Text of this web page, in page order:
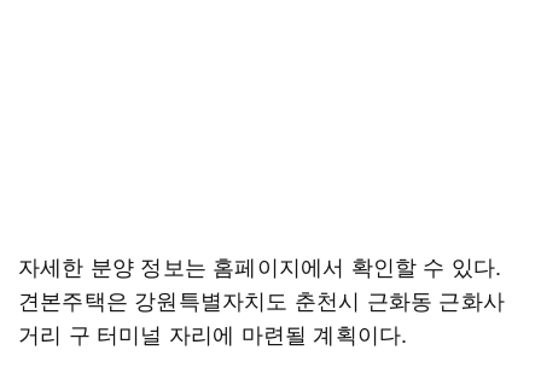
자세한 분양 정보는 홈페이지에서 확인할 수 있다.
견본주택은 강원특별자치도 춘천시 근화동 근화사
거리 구 터미널 자리에 마련될 계획이다.